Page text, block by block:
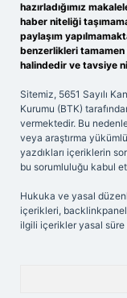
hazırladığımız
haber niteliği
paylaşım
benzerlikleri
halindedir ve tavsiye
Sitemiz, 5651 Sayılı
Kurumu (BTK)
vermektedir. Bu
veya araştırma
yazdıkları içeriklerin
bu sorumluluğu kabul
Hukuka ve yasal
içerikleri,
ilgili içerikler yasal süre